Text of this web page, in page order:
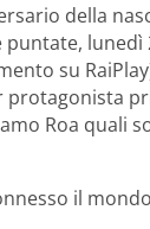
della
su
protagonista
Roa quali
il